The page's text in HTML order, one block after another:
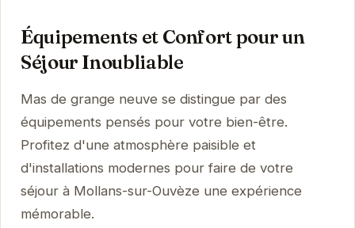
Équipements et Confort pour un
Séjour Inoubliable
Mas de grange neuve se distingue par des
équipements pensés pour votre bien-être.
Profitez d'une atmosphère paisible et
d'installations modernes pour faire de votre
séjour à Mollans-sur-Ouvèze une expérience
mémorable.